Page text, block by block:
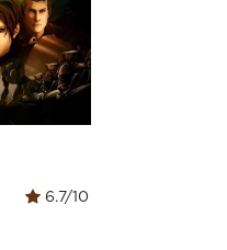
6.7/10